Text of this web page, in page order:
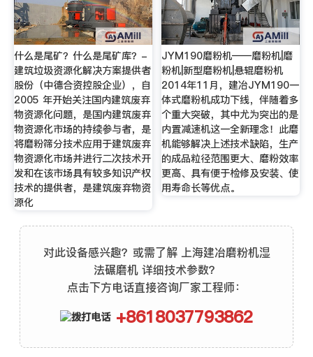
什么是尾矿？什么是尾矿库？-
建筑垃圾资源化解决方案提供者
股份（中德合资控股企业），自
2005 年开始关注国内建筑废弃
物资源化问题，是国内建筑废弃
物资源化市场的持续参与者，是
将磨粉筛分技术应用于建筑废弃
物资源化市场并进行二次技术开
发和在该市场具有较多知识产权
技术的提供者，是建筑废弃物资
源化
JYM190磨粉机——磨粉机|磨
粉机|新型磨粉机|悬辊磨粉机
2014年11月，建冶JYM190一
体式磨粉机成功下线，伴随着多
个重大突破，其中尤为突出的是
内置减速机这一全新理念！此磨
机能够解决上述技术缺陷，生产
的成品粒径范围更大、磨粉效率
更高、具有便于检修及安装、使
用寿命长等优点。
对此设备感兴趣？或需了解 上海建冶磨粉机湿
法碾磨机 详细技术参数？
点击下方电话直接咨询厂家工程师：
+8618037793862